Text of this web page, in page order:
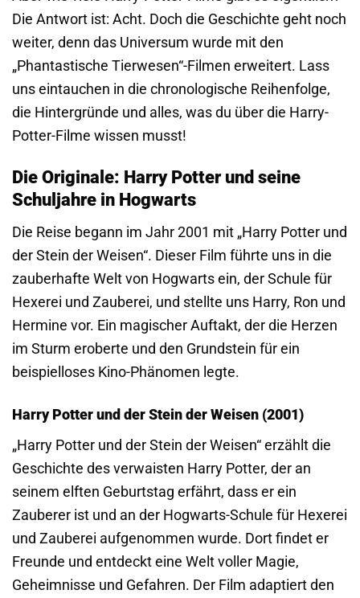
Die Antwort ist: Acht. Doch die Geschichte geht noch
weiter, denn das Universum wurde mit den
„Phantastische Tierwesen“-Filmen erweitert. Lass
uns eintauchen in die chronologische Reihenfolge,
die Hintergründe und alles, was du über die Harry-
Potter-Filme wissen musst!
Die Originale: Harry Potter und seine
Schuljahre in Hogwarts
Die Reise begann im Jahr 2001 mit „Harry Potter und
der Stein der Weisen“. Dieser Film führte uns in die
zauberhafte Welt von Hogwarts ein, der Schule für
Hexerei und Zauberei, und stellte uns Harry, Ron und
Hermine vor. Ein magischer Auftakt, der die Herzen
im Sturm eroberte und den Grundstein für ein
beispielloses Kino-Phänomen legte.
Harry Potter und der Stein der Weisen (2001)
„Harry Potter und der Stein der Weisen“ erzählt die
Geschichte des verwaisten Harry Potter, der an
seinem elften Geburtstag erfährt, dass er ein
Zauberer ist und an der Hogwarts-Schule für Hexerei
und Zauberei aufgenommen wurde. Dort findet er
Freunde und entdeckt eine Welt voller Magie,
Geheimnisse und Gefahren. Der Film adaptiert den